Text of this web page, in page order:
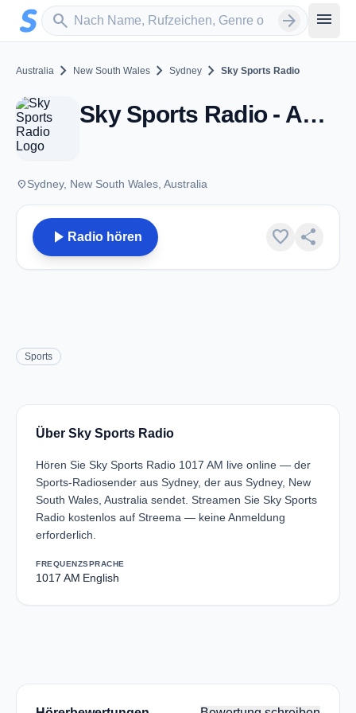
Zum Hauptinhalt springen
search
Sender suchen arrow_forward menu
Australia chevron_right New South Wales chevron_right Sydney chevron_right Sky Sports Radio
Sky Sports Radio - AM 1017 - Sydney, NSW
placeSydney, New South Wales, Australia
play_arrow Radio hören favorite share
Sports
Über Sky Sports Radio
Hören Sie Sky Sports Radio 1017 AM live online — der
Sports-Radiosender aus Sydney, der aus Sydney, New
South Wales, Australia sendet. Streamen Sie Sky Sports
Radio kostenlos auf Streema — keine Anmeldung
erforderlich.
FREQUENZ
1017 AM
SPRACHE
English